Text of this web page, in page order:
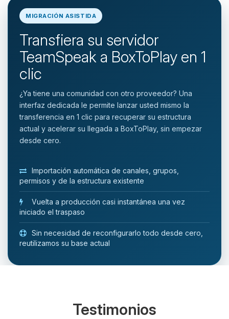
MIGRACIÓN ASISTIDA
Transfiera su servidor
TeamSpeak a BoxToPlay en 1
clic
¿Ya tiene una comunidad con otro proveedor? Una
interfaz dedicada le permite lanzar usted mismo la
transferencia en 1 clic para recuperar su estructura
actual y acelerar su llegada a BoxToPlay, sin empezar
desde cero.
Importación automática de canales, grupos,
permisos y de la estructura existente
Vuelta a producción casi instantánea una vez
iniciado el traspaso
Sin necesidad de reconfigurarlo todo desde cero,
reutilizamos su base actual
Testimonios